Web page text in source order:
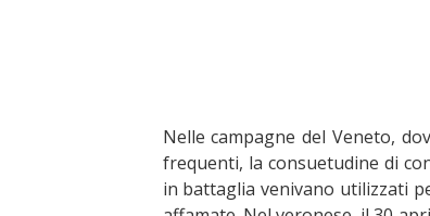
Nelle campagne del Veneto,
frequenti, la consuetudine di
in battaglia venivano utilizzati